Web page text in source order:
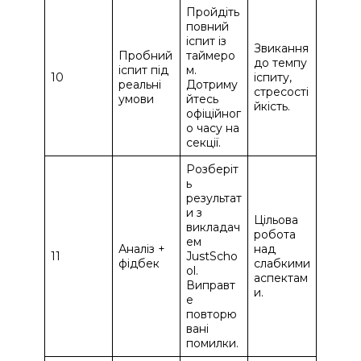
10
Пробний
іспит під
реальні
умови
Пройдіть
повний
іспит із
таймеро
м.
Дотриму
йтесь
офіційног
о часу на
секції.
Звикання
до темпу
іспиту,
стресості
йкість.
11
Аналіз +
фідбек
Розберіт
ь
результат
и з
викладач
ем
JustScho
ol.
Виправт
е
повторю
вані
помилки.
Цільова
робота
над
слабкими
аспектам
и.